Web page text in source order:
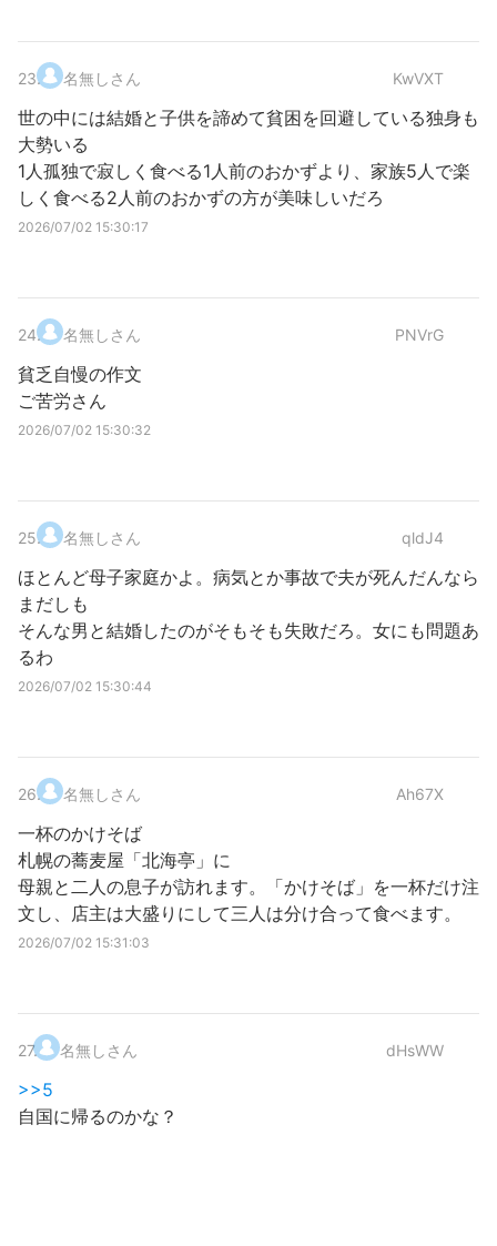
23. 名無しさん KwVXT
世の中には結婚と子供を諦めて貧困を回避している独身も
大勢いる
1人孤独で寂しく食べる1人前のおかずより、家族5人で楽
しく食べる2人前のおかずの方が美味しいだろ
2026/07/02 15:30:17
24. 名無しさん PNVrG
貧乏自慢の作文
ご苦労さん
2026/07/02 15:30:32
25. 名無しさん qldJ4
ほとんど母子家庭かよ。病気とか事故で夫が死んだんなら
まだしも
そんな男と結婚したのがそもそも失敗だろ。女にも問題あ
るわ
2026/07/02 15:30:44
26. 名無しさん Ah67X
一杯のかけそば
札幌の蕎麦屋「北海亭」に
母親と二人の息子が訪れます。「かけそば」を一杯だけ注
文し、店主は大盛りにして三人は分け合って食べます。
2026/07/02 15:31:03
27. 名無しさん dHsWW
>>5
自国に帰るのかな？